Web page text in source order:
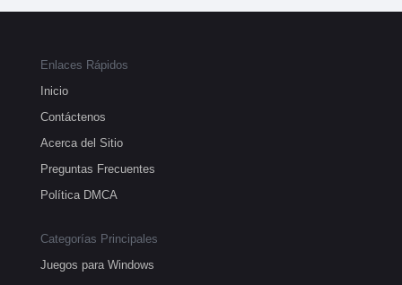
Enlaces Rápidos
Inicio
Contáctenos
Acerca del Sitio
Preguntas Frecuentes
Política DMCA
Categorías Principales
Juegos para Windows